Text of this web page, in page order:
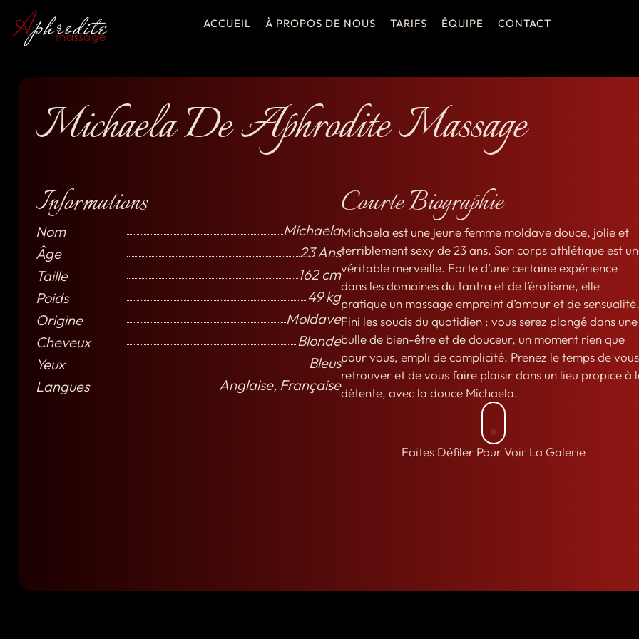
ACCUEIL À PROPOS DE NOUS TARIFS ÉQUIPE CONTACT
Michaela De Aphrodite Massage
Informations
Nom
Michaela
Âge
23 Ans
Taille
162 cm
Poids
49 kg
Origine
Moldave
Cheveux
Blonde
Yeux
Bleus
Langues
Anglaise, Française
Courte Biographie
Michaela est une jeune femme moldave douce, jolie et
terriblement sexy de 23 ans. Son corps athlétique est
véritable merveille. Forte d’une certaine expérience
dans les domaines du tantra et de l’érotisme, elle
pratique un massage empreint d’amour et de sensualité.
Fini les soucis du quotidien : vous serez plongé dans une
bulle de bien-être et de douceur, un moment rien que
pour vous, empli de complicité. Prenez le temps de vous
retrouver et de vous faire plaisir dans un lieu propice à
détente, avec la douce Michaela.
Faites Défiler Pour Voir La Galerie